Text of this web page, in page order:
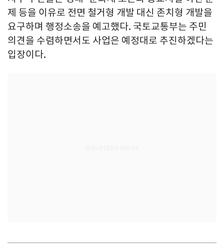
제 등을 이유로 전면 철거형 개발 대신 존치형 개발을
요구하며 행정소송을 예고했다. 국토교통부는 주민
의견을 수렴하면서도 사업은 예정대로 추진하겠다는
입장이다.